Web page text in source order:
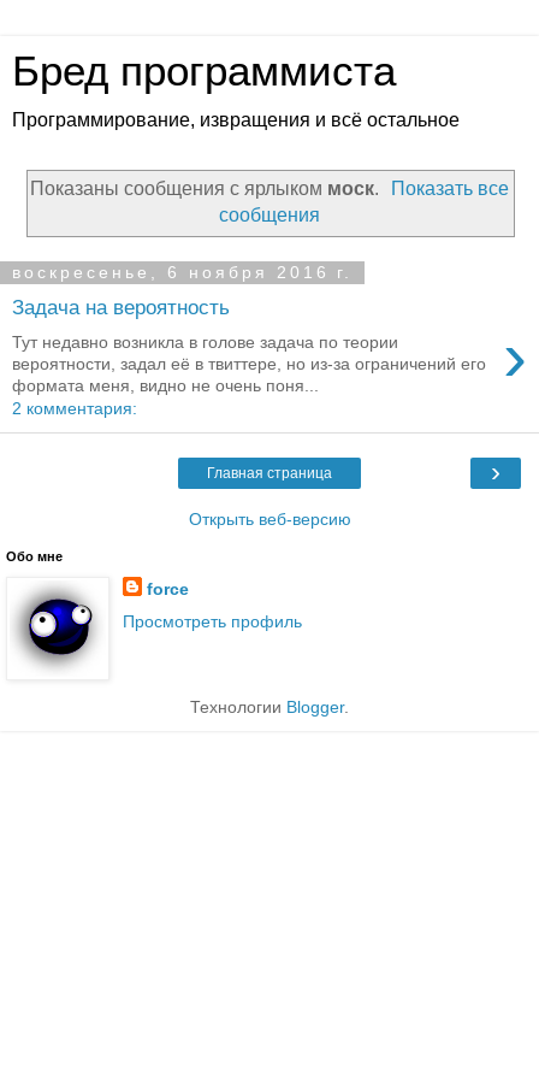
Бред программиста
Программирование, извращения и всё остальное
Показаны сообщения с ярлыком моск.
Показать все
сообщения
воскресенье, 6 ноября 2016 г.
Задача на вероятность
›
Тут недавно возникла в голове задача по теории
вероятности, задал её в твиттере, но из-за ограничений его
формата меня, видно не очень поня...
2 комментария:
›
Главная страница
Открыть веб-версию
Обо мне
force
Просмотреть профиль
Технологии Blogger.